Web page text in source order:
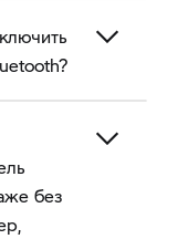
без